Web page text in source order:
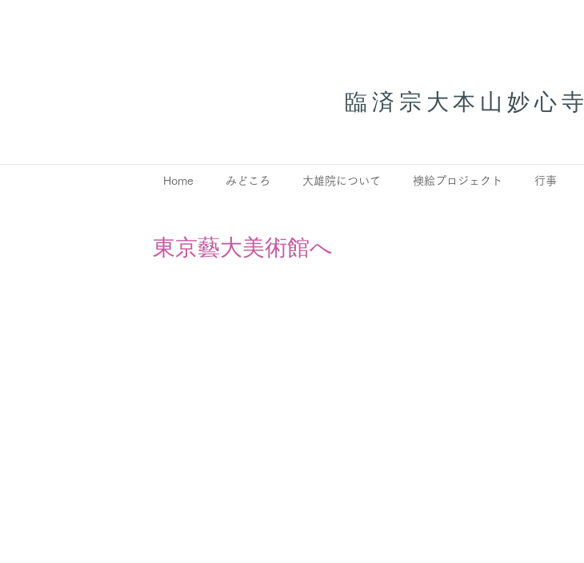
臨済宗大本山妙心寺
Home みどころ 大雄院について 襖絵プロジェクト 行事
東京藝大美術館へ